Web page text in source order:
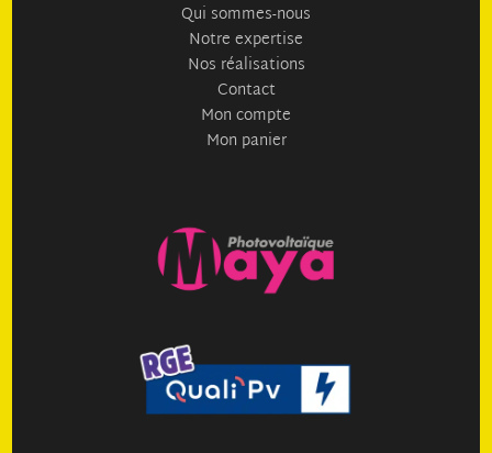
Qui sommes-nous
Notre expertise
Nos réalisations
Contact
Mon compte
Mon panier